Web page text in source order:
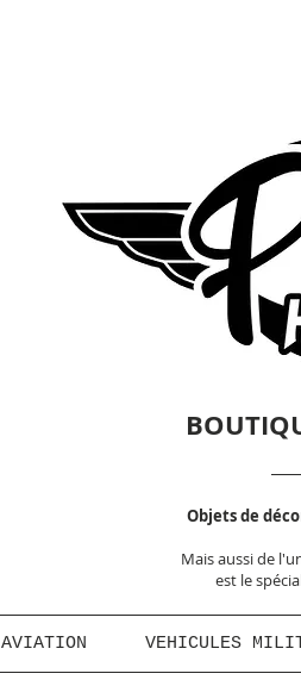
Objets de
Mais aussi de
est le
AVIATION VEHICULES